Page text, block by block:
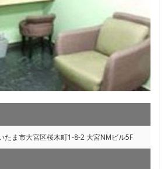
たま市大宮区桜木町1-8-2 大宮NMビル5F